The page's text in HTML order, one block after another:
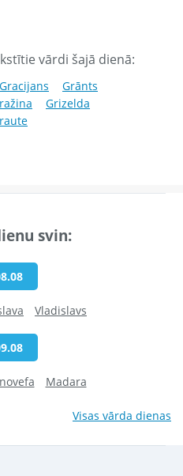
vārdi šajā dienā:
Gracijans
Grānts
Grizelda
svin:
Vladislavs
Madara
Visas vārda dienas